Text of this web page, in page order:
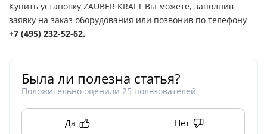
Купить установку ZAUBER KRAFT Вы можете, заполнив
заявку на заказ оборудования или позвонив по телефону
+7 (495) 232-52-62.
Была ли полезна статья?
Положительно оценили 25 пользователей
Да Нет